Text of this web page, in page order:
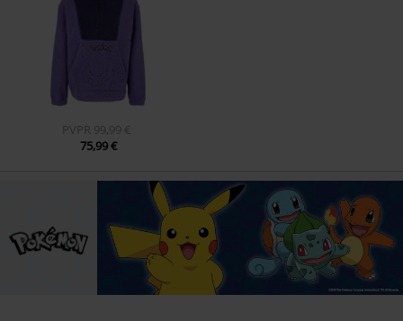
PVPR 99,99 €
75,99 €